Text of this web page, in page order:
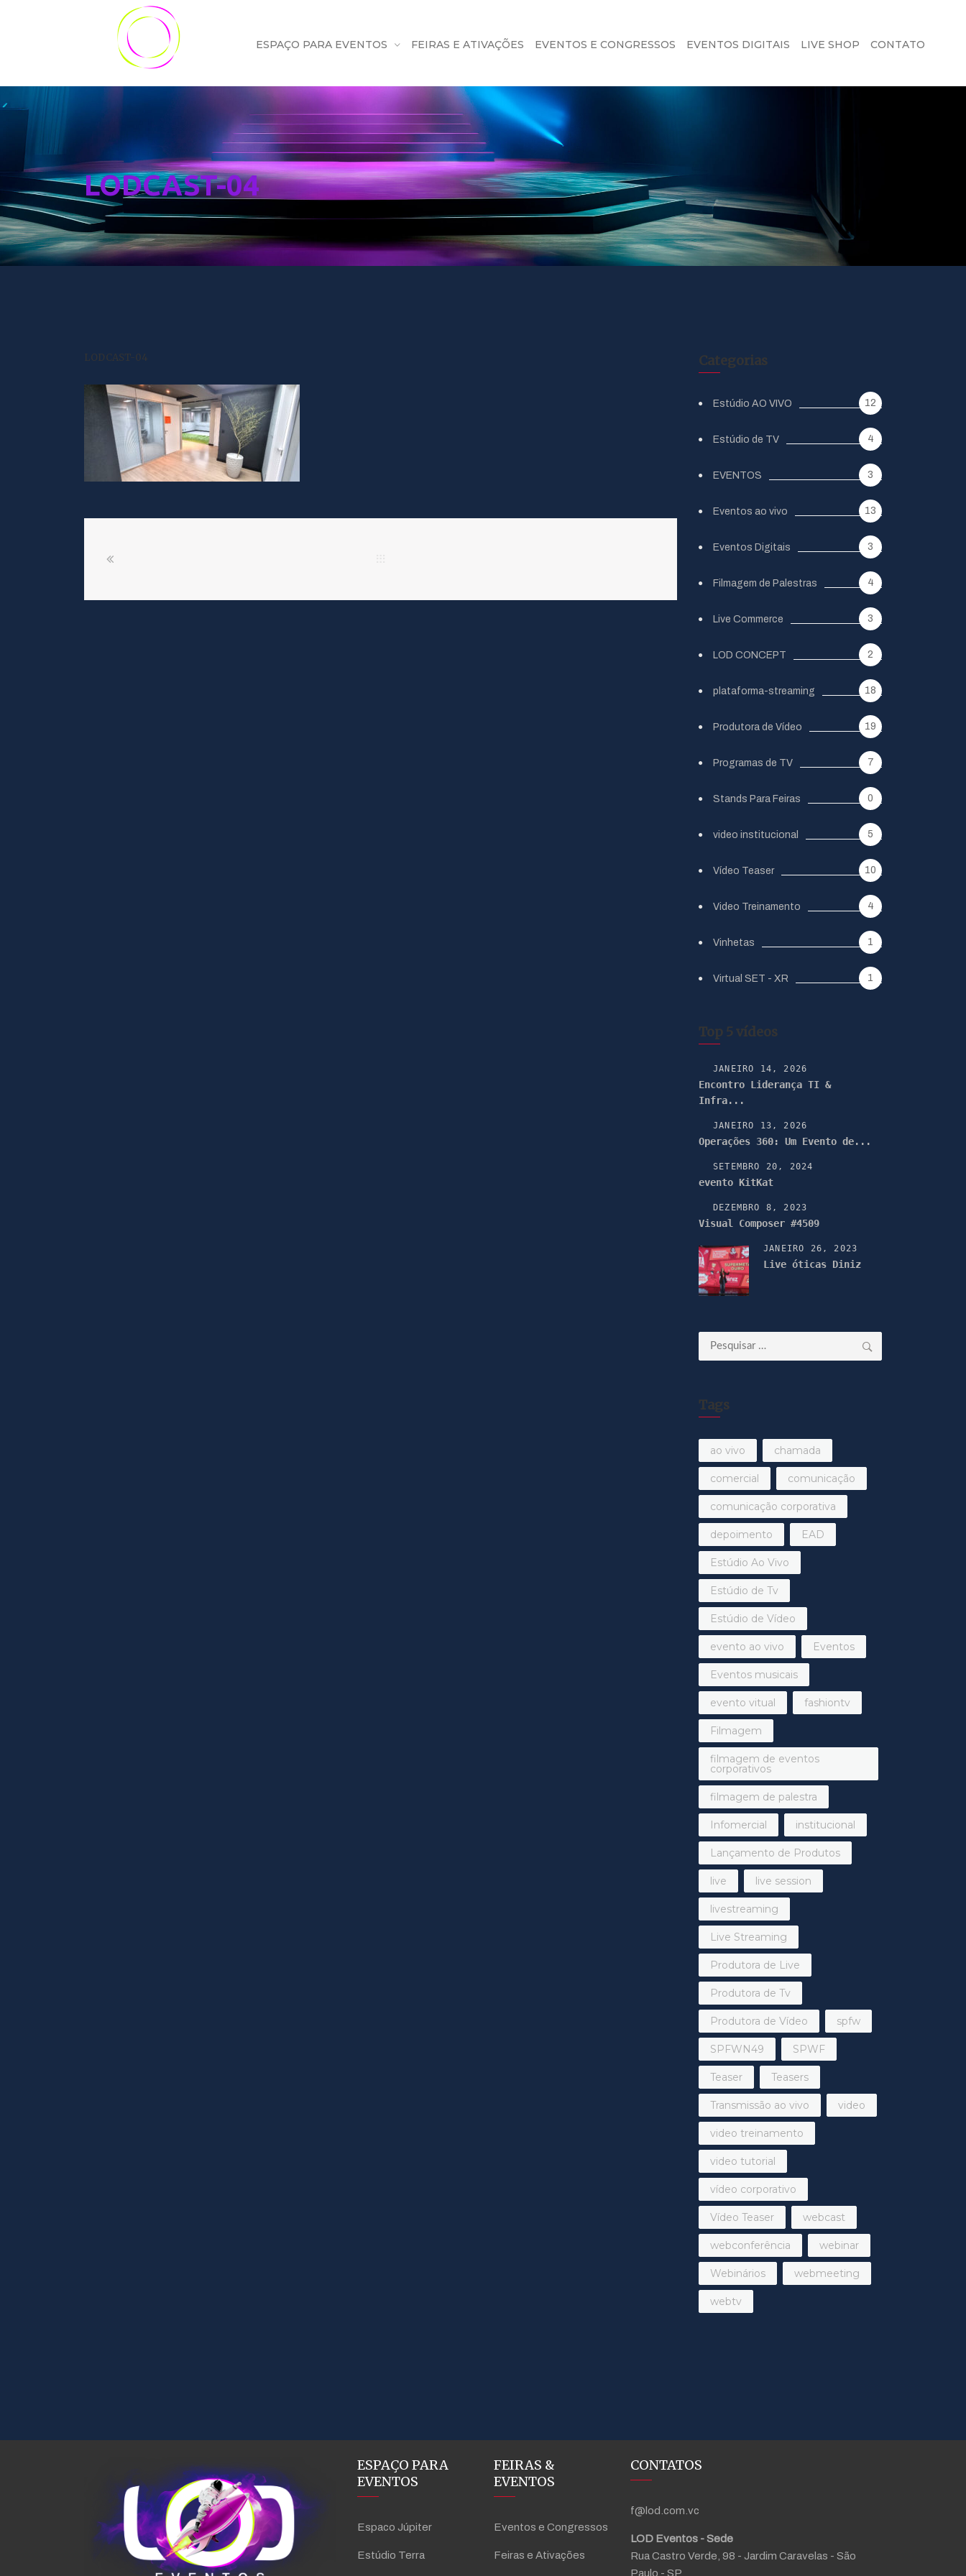
ESPAÇO PARA EVENTOS FEIRAS E ATIVAÇÕES EVENTOS E CONGRESSOS EVENTOS DIGITAIS LIVE SHOP CONTATO
LODCAST-04
LODCAST-04 Categorias
Estúdio AO VIVO 12
Estúdio de TV 4
EVENTOS 3
Eventos ao vivo 13
Eventos Digitais 3
Filmagem de Palestras 4
Live Commerce 3
LOD CONCEPT 2
plataforma-streaming 18
Produtora de Vídeo 19
Programas de TV 7
Stands Para Feiras 0
video institucional 5
Vídeo Teaser 10
Video Treinamento 4
Vinhetas 1
Virtual SET - XR 1
Top 5 vídeos
JANEIRO 14, 2026
Encontro Liderança TI &
Infra...
JANEIRO 13, 2026
Operações 360: Um Evento de...
SETEMBRO 20, 2024
evento KitKat
DEZEMBRO 8, 2023
Visual Composer #4509
JANEIRO 26, 2023
Live óticas Diniz
Pesquisar
por:
Tags
ao vivo chamada
comercial comunicação
comunicação corporativa
depoimento EAD
Estúdio Ao Vivo
Estúdio de Tv
Estúdio de Vídeo
evento ao vivo Eventos
Eventos musicais
evento vitual fashiontv
Filmagem
filmagem de eventos
corporativos
filmagem de palestra
Infomercial institucional
Lançamento de Produtos
live live session
livestreaming
Live Streaming
Produtora de Live
Produtora de Tv
Produtora de Vídeo spfw
SPFWN49 SPWF
Teaser Teasers
Transmissão ao vivo video
video treinamento
video tutorial
vídeo corporativo
Vídeo Teaser webcast
webconferência webinar
Webinários webmeeting
webtv
ESPAÇO PARA
EVENTOS
Espaco Júpiter
Estúdio Terra
FEIRAS &
EVENTOS
Eventos e Congressos
Feiras e Ativações
CONTATOS
f@lod.com.vc
LOD Eventos - Sede
Rua Castro Verde, 98 - Jardim Caravelas - São
Paulo - SP